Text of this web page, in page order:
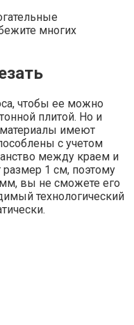
многих
чтобы ее можно
плитой. Но и
имеют
с учетом
между краем и
размер 1 см, поэтому
вы не сможете его
технологический